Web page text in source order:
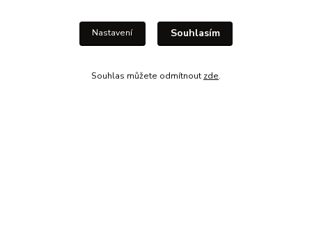
Nastavení Souhlasím
Souhlas můžete odmítnout zde.